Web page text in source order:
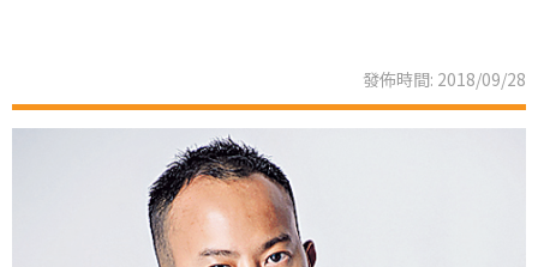
發佈時間: 2018/09/28